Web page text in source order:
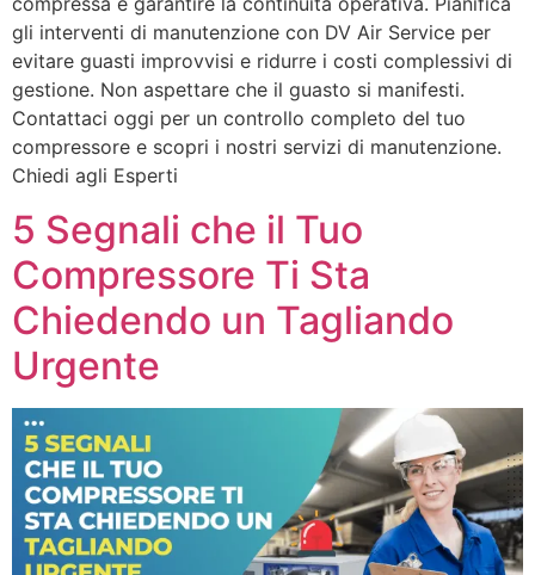
gli interventi di manutenzione con DV Air Service per
evitare guasti improvvisi e ridurre i costi complessivi di
gestione. Non aspettare che il guasto si manifesti.
Contattaci oggi per un controllo completo del tuo
compressore e scopri i nostri servizi di manutenzione.
Chiedi agli Esperti
5 Segnali che il Tuo
Compressore Ti Sta
Chiedendo un Tagliando
Urgente